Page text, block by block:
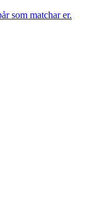
som matchar er.